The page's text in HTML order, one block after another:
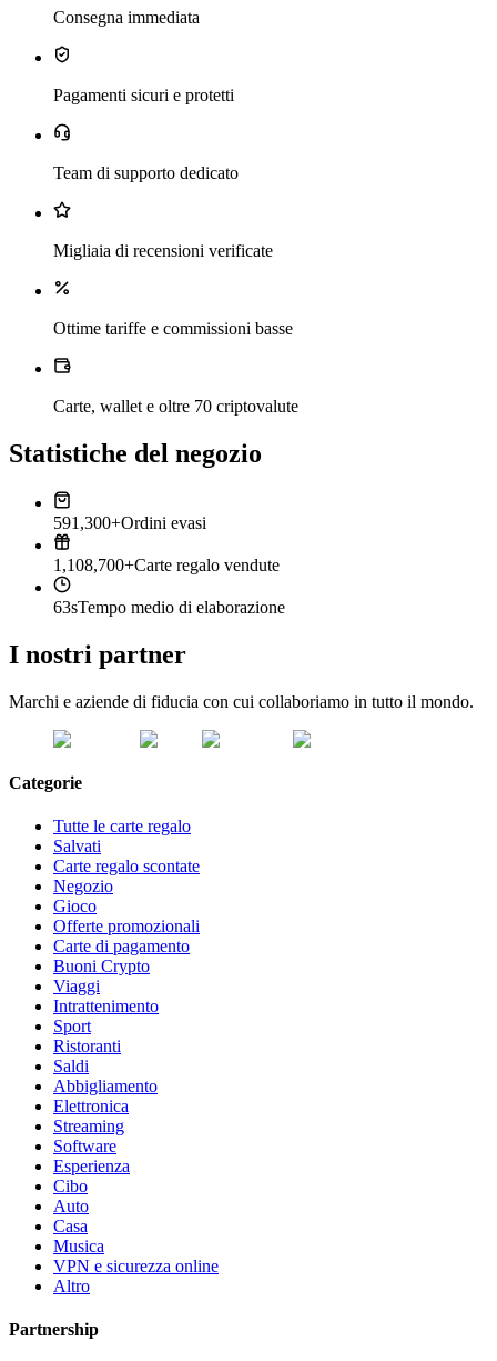
Consegna immediata
Pagamenti sicuri e protetti
Team di supporto dedicato
Migliaia di recensioni verificate
Ottime tariffe e commissioni basse
Carte, wallet e oltre 70 criptovalute
Statistiche del negozio
591,300+Ordini evasi
1,108,700+Carte regalo vendute
63sTempo medio di elaborazione
I nostri partner
Marchi e aziende di fiducia con cui collaboriamo in tutto il mondo.
Categorie
Tutte le carte regalo
Salvati
Carte regalo scontate
Negozio
Gioco
Offerte promozionali
Carte di pagamento
Buoni Crypto
Viaggi
Intrattenimento
Sport
Ristoranti
Saldi
Abbigliamento
Elettronica
Streaming
Software
Esperienza
Cibo
Auto
Casa
Musica
VPN e sicurezza online
Altro
Partnership